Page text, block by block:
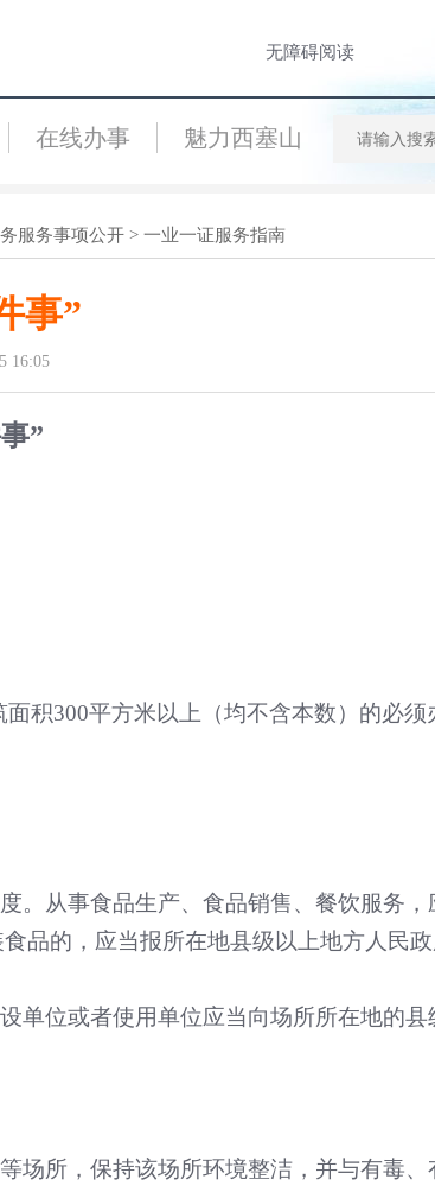
无障碍阅读
在线办事 魅力西塞山
服务事项公开> 一业一证服务指南
事”
16:05
”
面积300平方米以上（均不含本数）的必须
。从事食品生产、食品销售、餐饮服务，
品的，应当报所在地县级以上地方人民
单位或者使用单位应当向场所所在地的
场所，保持该场所环境整洁，并与有毒